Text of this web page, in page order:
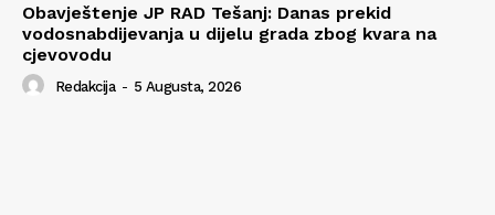
Obavještenje JP RAD Tešanj: Danas prekid
vodosnabdijevanja u dijelu grada zbog kvara na
cjevovodu
Redakcija - 5 Augusta, 2026